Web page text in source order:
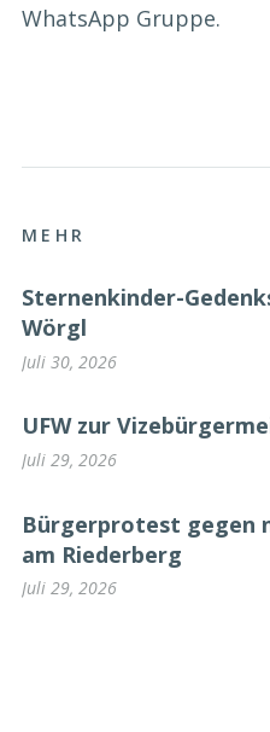
WhatsApp Gruppe.
MEHR
Sternenkinder-
Wörgl
Juli 30, 2026
UFW zur
Juli 29, 2026
Bürgerprotest gegen
am Riederberg
Juli 29, 2026